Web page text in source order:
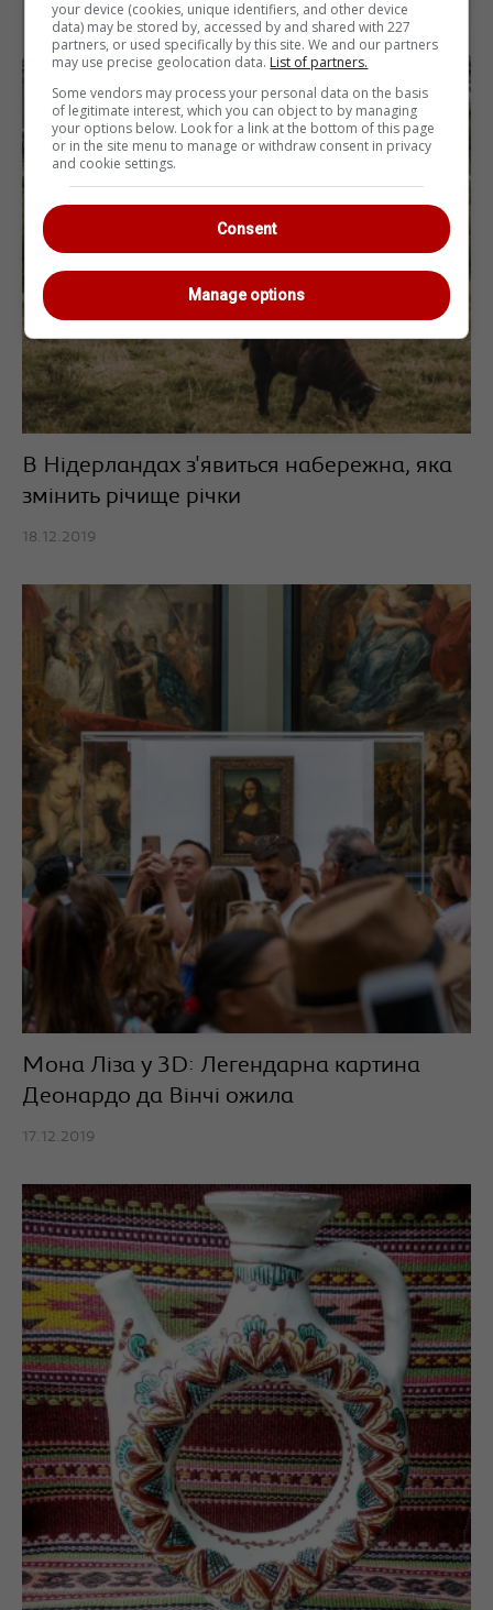
В Нідерландах з'явиться набережна, яка
змінить річище річки
18.12.2019
Мона Ліза у 3D: Легендарна картина
Деонардо да Вінчі ожила
17.12.2019
your device (cookies, unique identifiers, and other device
data) may be stored by, accessed by and shared with 227
partners, or used specifically by this site. We and our partners
may use precise geolocation data. List of partners.
Some vendors may process your personal data on the basis
of legitimate interest, which you can object to by managing
your options below. Look for a link at the bottom of this page
or in the site menu to manage or withdraw consent in privacy
and cookie settings.
Consent
Manage options